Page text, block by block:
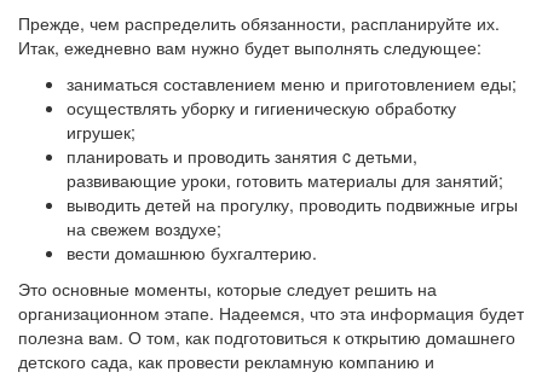
Прежде, чем распределить обязанности, распланируйте их.
Итак, ежедневно вам нужно будет выполнять следующее:
заниматься составлением меню и приготовлением еды;
осуществлять уборку и гигиеническую обработку
игрушек;
планировать и проводить занятия c детьми,
развивающие уроки, готовить материалы для занятий;
выводить детей на прогулку, проводить подвижные игры
на свежем воздухе;
вести домашнюю бухгалтерию.
Это основные моменты, которые следует решить на
организационном этапе. Надеемся, что эта информация будет
полезна вам. О том, как подготовиться к открытию домашнего
детского сада, как провести рекламную компанию и